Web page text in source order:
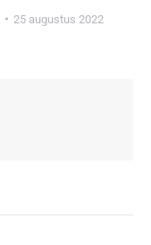
25 augustus 2022